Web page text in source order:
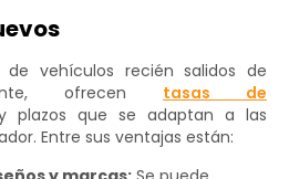
de vehículos recién salidos de
ofrecen tasas de
plazos que se adaptan a las
Entre sus ventajas están: